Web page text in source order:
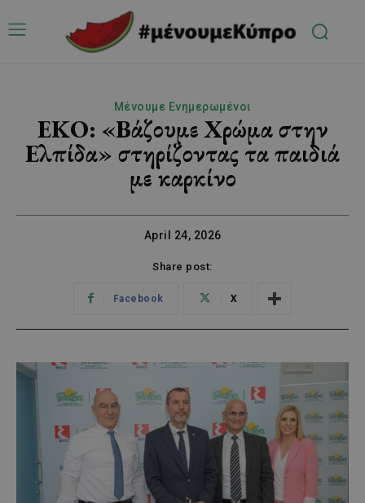
Μένουμε Ενημερωμένοι
ΕΚΟ: «Βάζουμε Χρώμα στην
Ελπίδα» στηρίζοντας τα παιδιά
με καρκίνο
April 24, 2026
Share post:
Facebook X